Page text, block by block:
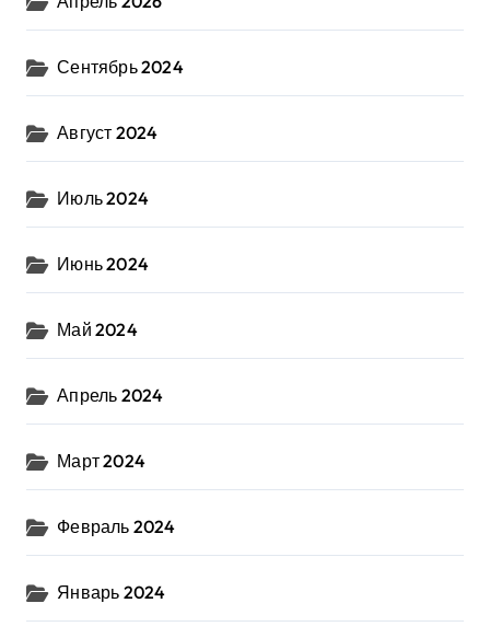
Сентябрь 2024
Август 2024
Июль 2024
Июнь 2024
Май 2024
Апрель 2024
Март 2024
Февраль 2024
Январь 2024